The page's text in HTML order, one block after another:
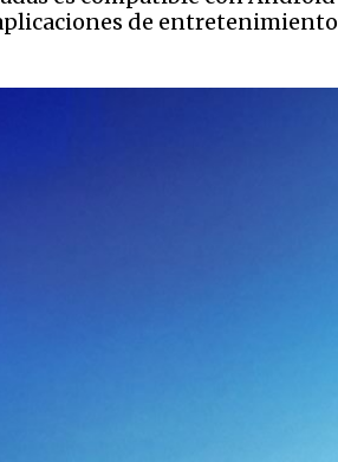
de entretenimiento